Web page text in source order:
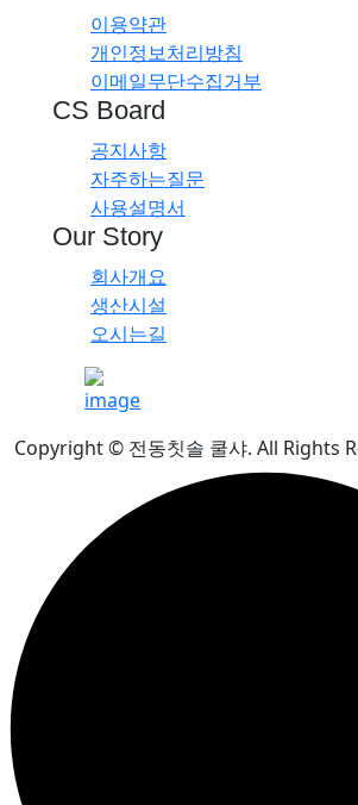
이용약관
개인정보처리방침
이메일무단수집거부
CS Board
공지사항
자주하는질문
사용설명서
Our Story
회사개요
생산시설
오시는길
Copyright © 전동칫솔 쿨샤. All Rights